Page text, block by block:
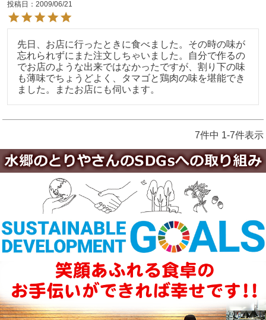
投稿日
2009/06/21
先日、お店に行ったときに食べました。その時の味が
忘れられずにまた注文しちゃいました。自分で作るの
でお店のような出来ではなかったですが、割り下の味
も薄味でちょうどよく、タマゴと鶏肉の味を堪能でき
ました。またお店にも伺います。
7件中 1-7件表示